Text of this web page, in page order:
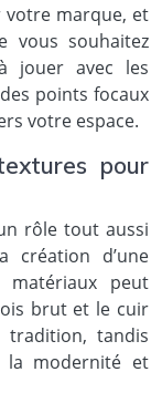
marque, et
vous souhaitez
jouer avec les
points focaux
votre espace.
pour
rôle tout aussi
création d’une
matériaux peut
brut et le cuir
tradition, tandis
modernité et